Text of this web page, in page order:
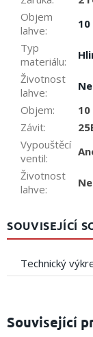
Související
Objem
lahve:
Typ
materiálu:
Životnost
lahve:
Objem:
Závit:
Vypouštěcí
ventil:
Životnost
lahve:
SOUVISEJÍCÍ
Technický